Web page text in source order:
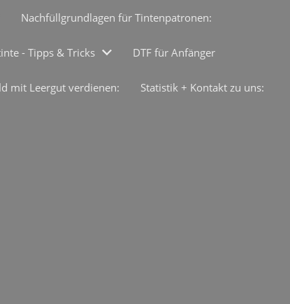
Nachfüllgrundlagen für Tintenpatronen:
- Tipps & Tricks DTF für Anfänger
mit Leergut verdienen: Statistik + Kontakt zu uns: